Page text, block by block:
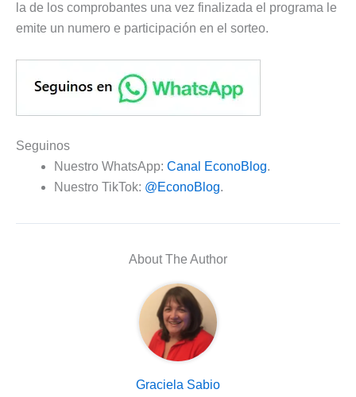
la de los comprobantes una vez finalizada el programa le
emite un numero e participación en el sorteo.
Seguinos
Nuestro WhatsApp: Canal EconoBlog.
Nuestro TikTok: @EconoBlog.
About The Author
Graciela Sabio